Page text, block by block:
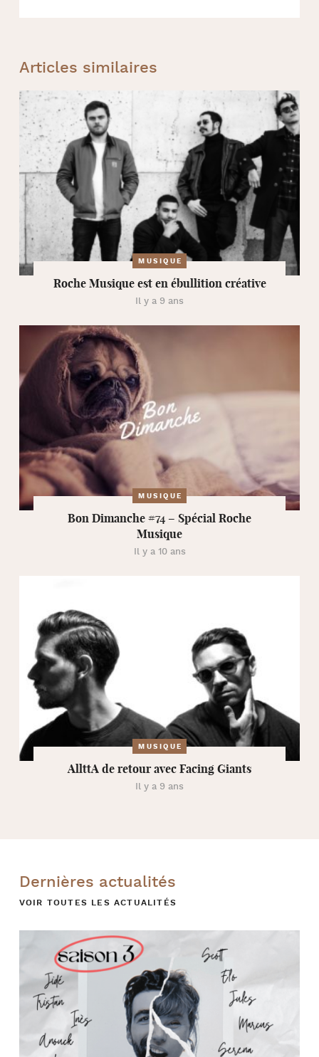
Articles similaires
MUSIQUE
Roche Musique est en ébullition créative
Il y a 9 ans
MUSIQUE
Bon Dimanche #74 – Spécial Roche
Musique
Il y a 10 ans
MUSIQUE
AllttA de retour avec Facing Giants
Il y a 9 ans
Dernières actualités
VOIR TOUTES LES ACTUALITÉS